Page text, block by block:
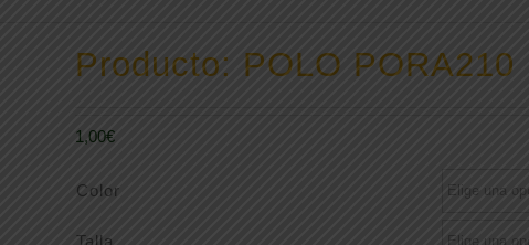
Producto: POLO PORA210
1,00€
Color
Talla